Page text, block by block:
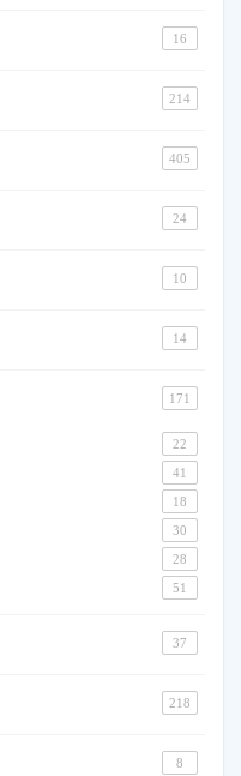
16
214
405
24
10
14
171
22
41
18
30
28
51
37
218
8